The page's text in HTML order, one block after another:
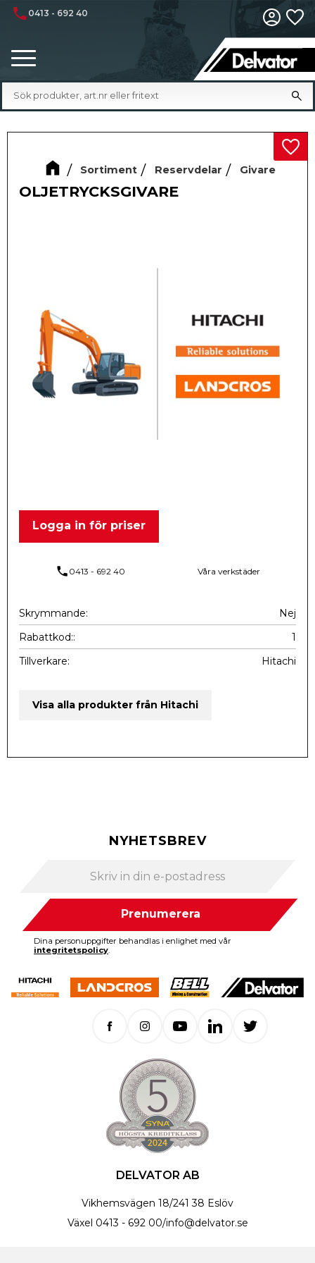
phone 0413 - 692 40
Sortiment Reservdelar Givare
OLJETRYCKSGIVARE
Logga in för priser
phone 0413 - 692 40 Våra verkstäder
Skrymmande
Nej
Rabattkod:
1
Tillverkare
Hitachi
Visa alla produkter från Hitachi
NYHETSBREV
Prenumerera
Dina personuppgifter behandlas i enlighet med vår
integritetspolicy.
DELVATOR AB
Vikhemsvägen 18/241 38 Eslöv
Växel 0413 - 692 00/info@delvator.se